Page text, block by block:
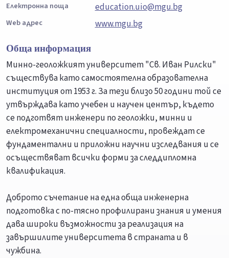
Електронна поща education.uio@mgu.bg
Web адрес
www.mgu.bg
Обща информация
Минно-геоложкият университет "Св. Иван Рилски"
съществува като самостоятелна образователна
институция от 1953 г. За тези близо 50 години той се
утвърждава като учебен и научен център, където
се подготвят инженери по геоложки, минни и
електромеханични специалности, провеждат се
фундаментални и приложни научни изследвания и се
осъществяват всички форми за следдипломна
квалификация.
Доброто съчетание на една обща инженерна
подготовка с по-тясно профилирани знания и умения
дава широки възможности за реализация на
завършилите университета в страната и в
чужбина.